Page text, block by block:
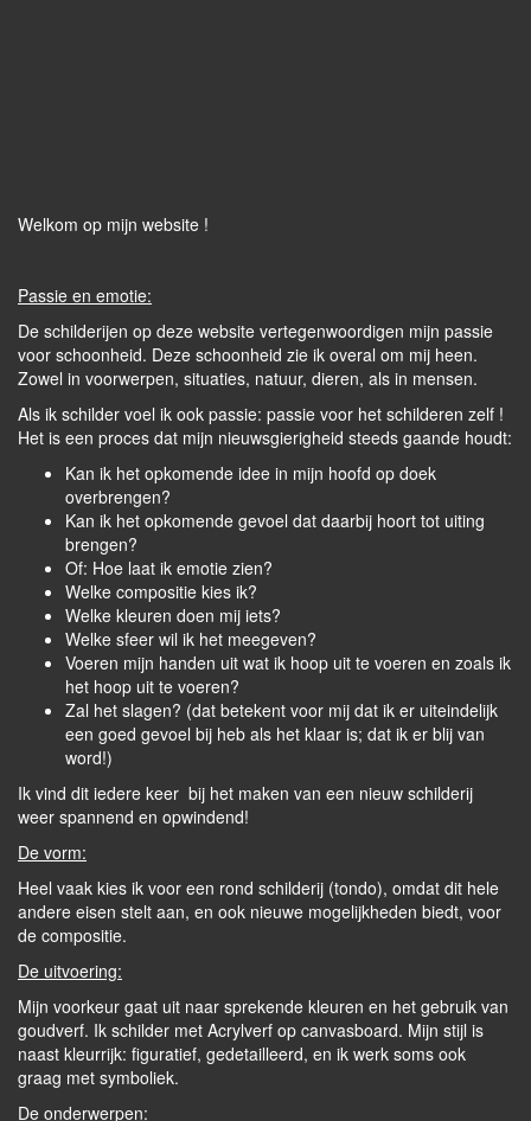
Welkom op mijn website !
Passie en emotie:
De schilderijen op deze website vertegenwoordigen mijn passie
voor schoonheid. Deze schoonheid zie ik overal om mij heen.
Zowel in voorwerpen, situaties, natuur, dieren, als in mensen.
Als ik schilder voel ik ook passie: passie voor het schilderen zelf !
Het is een proces dat mijn nieuwsgierigheid steeds gaande houdt:
Kan ik het opkomende idee in mijn hoofd op doek
overbrengen?
Kan ik het opkomende gevoel dat daarbij hoort tot uiting
brengen?
Of: Hoe laat ik emotie zien?
Welke compositie kies ik?
Welke kleuren doen mij iets?
Welke sfeer wil ik het meegeven?
Voeren mijn handen uit wat ik hoop uit te voeren en zoals ik
het hoop uit te voeren?
Zal het slagen? (dat betekent voor mij dat ik er uiteindelijk
een goed gevoel bij heb als het klaar is; dat ik er blij van
word!)
Ik vind dit iedere keer bij het maken van een nieuw schilderij
weer spannend en opwindend!
De vorm:
Heel vaak kies ik voor een rond schilderij (tondo), omdat dit hele
andere eisen stelt aan, en ook nieuwe mogelijkheden biedt, voor
de compositie.
De uitvoering:
Mijn voorkeur gaat uit naar sprekende kleuren en het gebruik van
goudverf. Ik schilder met Acrylverf op canvasboard. Mijn stijl is
naast kleurrijk: figuratief, gedetailleerd, en ik werk soms ook
graag met symboliek.
De onderwerpen: